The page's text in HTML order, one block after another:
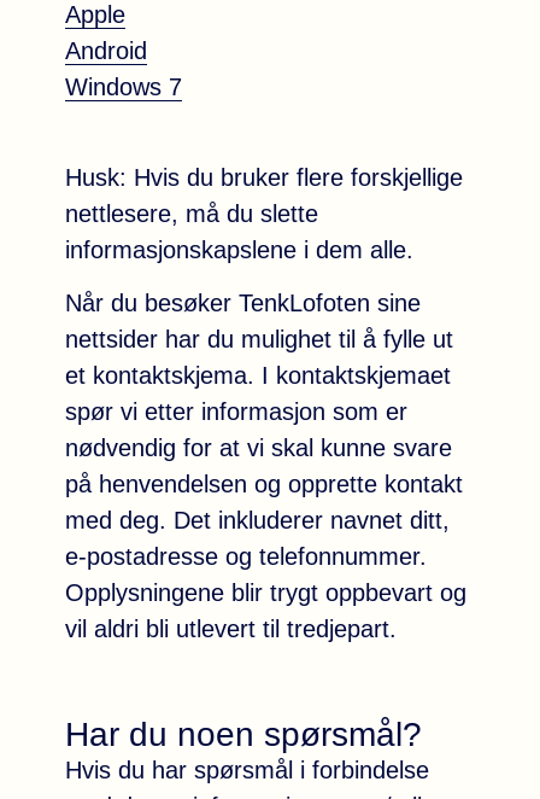
Apple
Android
Windows 7
Husk: Hvis du bruker flere forskjellige
nettlesere, må du slette
informasjonskapslene i dem alle.
Når du besøker TenkLofoten sine
nettsider har du mulighet til å fylle ut
et kontaktskjema. I kontaktskjemaet
spør vi etter informasjon som er
nødvendig for at vi skal kunne svare
på henvendelsen og opprette kontakt
med deg. Det inkluderer navnet ditt,
e-postadresse og telefonnummer.
Opplysningene blir trygt oppbevart og
vil aldri bli utlevert til tredjepart.
Har du noen spørsmål?
Hvis du har spørsmål i forbindelse